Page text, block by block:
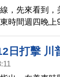
，先來看到
時間週四晚
朗媒體稱，
國總統川普
成果。
日打擊 川